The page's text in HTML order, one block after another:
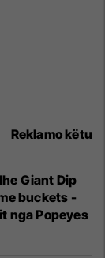
Reklamo këtu
Giant Dip
buckets -
nga Popeyes